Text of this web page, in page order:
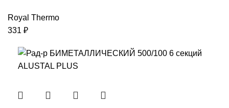
Royal Thermo
331 ₽